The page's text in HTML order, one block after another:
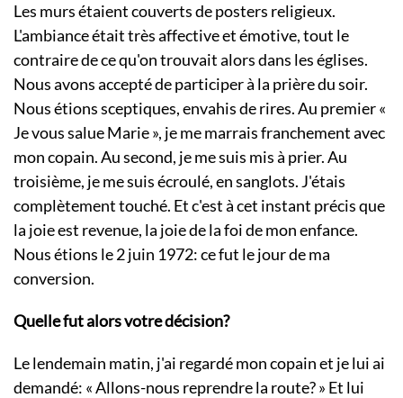
Les murs étaient couverts de posters religieux.
L'ambiance était très affective et émotive, tout le
contraire de ce qu'on trouvait alors dans les églises.
Nous avons accepté de participer à la prière du soir.
Nous étions sceptiques, envahis de rires. Au premier «
Je vous salue Marie », je me marrais franchement avec
mon copain. Au second, je me suis mis à prier. Au
troisième, je me suis écroulé, en sanglots. J'étais
complètement touché. Et c'est à cet instant précis que
la joie est revenue, la joie de la foi de mon enfance.
Nous étions le 2 juin 1972: ce fut le jour de ma
conversion.
Quelle fut alors votre décision?
Le lendemain matin, j'ai regardé mon copain et je lui ai
demandé: « Allons-nous reprendre la route? » Et lui